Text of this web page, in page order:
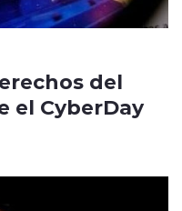
del
el CyberDay